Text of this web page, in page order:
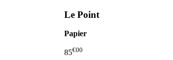
Le Point
Papier
85€00